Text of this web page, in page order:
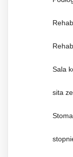
Sala
sita